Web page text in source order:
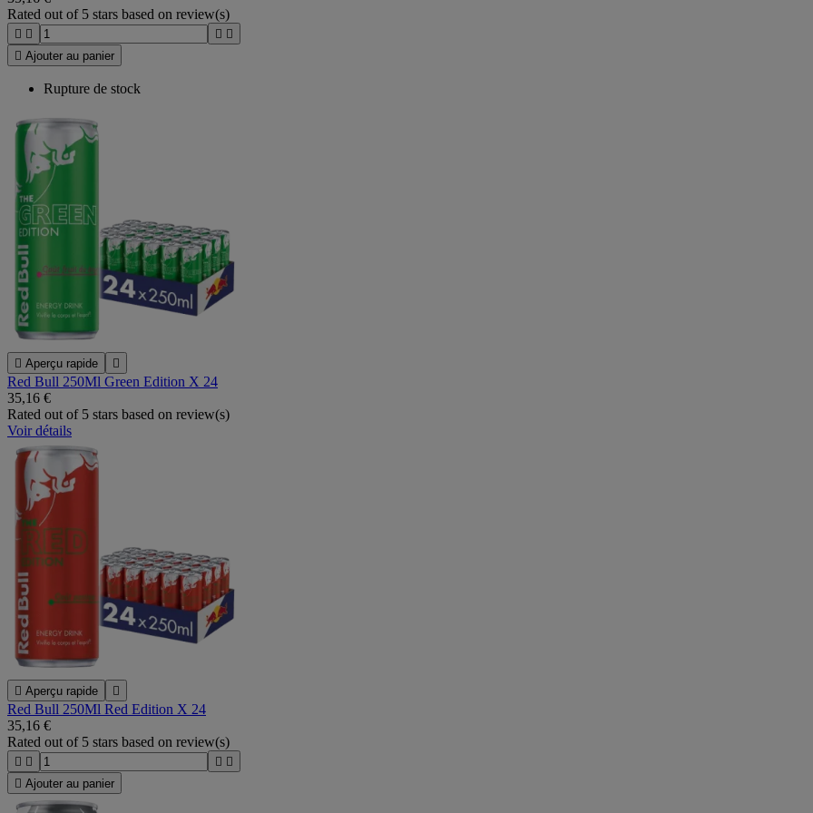
Rated out of 5 stars based on review(s)
   
 Ajouter au panier
Rupture de stock
 Aperçu rapide 
Red Bull 250Ml Green Edition X 24
35,16 €
Rated out of 5 stars based on review(s)
Voir détails
 Aperçu rapide 
Red Bull 250Ml Red Edition X 24
35,16 €
Rated out of 5 stars based on review(s)
   
 Ajouter au panier